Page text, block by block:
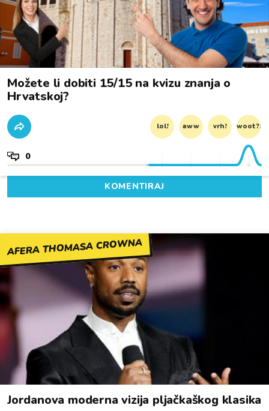
Možete li dobiti 15/15 na kvizu znanja o
Hrvatskoj?
lol! aww vrh! woot?!
0
KOMENTIRAJ
AFERA THOMASA CROWNA
Jordanova moderna vizija pljačkaškog klasika